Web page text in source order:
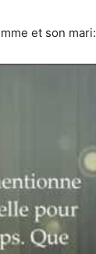
et son mari: